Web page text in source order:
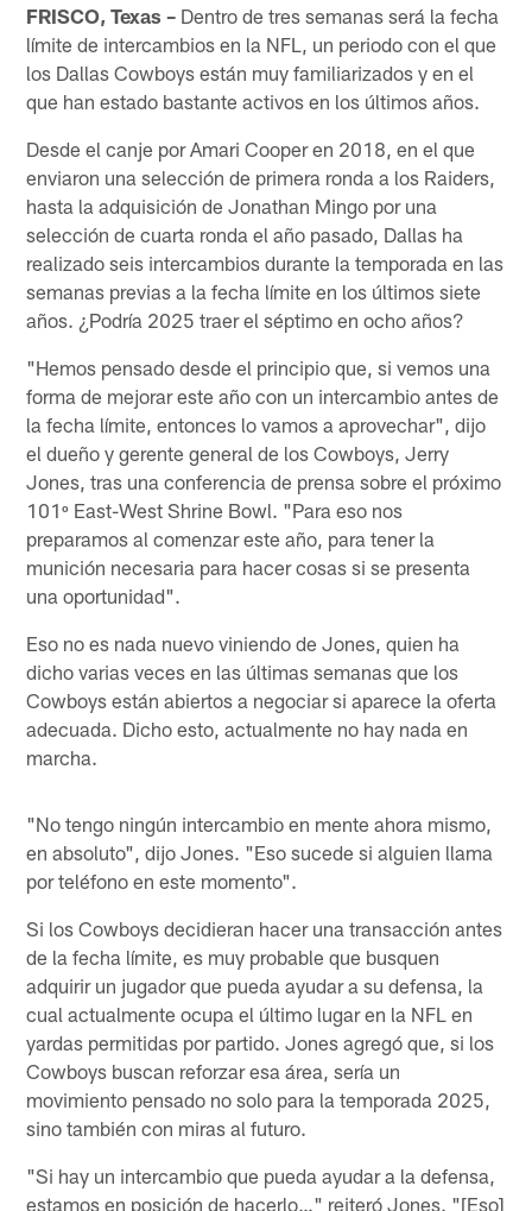
FRISCO, Texas – Dentro de tres semanas será la fecha
límite de intercambios en la NFL, un periodo con el que
los Dallas Cowboys están muy familiarizados y en el
que han estado bastante activos en los últimos años.
Desde el canje por Amari Cooper en 2018, en el que
enviaron una selección de primera ronda a los Raiders,
hasta la adquisición de Jonathan Mingo por una
selección de cuarta ronda el año pasado, Dallas ha
realizado seis intercambios durante la temporada en las
semanas previas a la fecha límite en los últimos siete
años. ¿Podría 2025 traer el séptimo en ocho años?
"Hemos pensado desde el principio que, si vemos una
forma de mejorar este año con un intercambio antes de
la fecha límite, entonces lo vamos a aprovechar", dijo
el dueño y gerente general de los Cowboys, Jerry
Jones, tras una conferencia de prensa sobre el próximo
101º East-West Shrine Bowl. "Para eso nos
preparamos al comenzar este año, para tener la
munición necesaria para hacer cosas si se presenta
una oportunidad".
Eso no es nada nuevo viniendo de Jones, quien ha
dicho varias veces en las últimas semanas que los
Cowboys están abiertos a negociar si aparece la oferta
adecuada. Dicho esto, actualmente no hay nada en
marcha.
"No tengo ningún intercambio en mente ahora mismo,
en absoluto", dijo Jones. "Eso sucede si alguien llama
por teléfono en este momento".
Si los Cowboys decidieran hacer una transacción antes
de la fecha límite, es muy probable que busquen
adquirir un jugador que pueda ayudar a su defensa, la
cual actualmente ocupa el último lugar en la NFL en
yardas permitidas por partido. Jones agregó que, si los
Cowboys buscan reforzar esa área, sería un
movimiento pensado no solo para la temporada 2025,
sino también con miras al futuro.
"Si hay un intercambio que pueda ayudar a la defensa,
estamos en posición de hacerlo…" reiteró Jones. "[Eso]